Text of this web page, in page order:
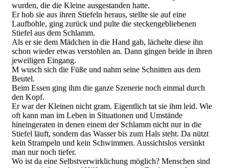
wurden, die die Kleine ausgestanden hatte.
Er hob sie aus ihren Stiefeln heraus, stellte sie auf eine
Laufbohle, ging zurück und pulte die steckengebliebenen
Stiefel aus dem Schlamm.
Als er sie dem Mädchen in die Hand gab, lächelte diese ihn
schon wieder etwas verstohlen an. Dann gingen beide in ihren
jeweiligen Eingang.
M wusch sich die Füße und nahm seine Schnitten aus dem
Beutel.
Beim Essen ging ihm die ganze Szenerie noch einmal durch
den Kopf.
Er war der Kleinen nicht gram. Eigentlich tat sie ihm leid. Wie
oft kann man im Leben in Situationen und Umstände
hineingeraten in denen einem der Schlamm nicht nur in die
Stiefel läuft, sondern das Wasser bis zum Hals steht. Da nützt
kein Strampeln und kein Schwimmen. Aussichtslos versinkt
man nur noch tiefer.
Wo ist da eine Selbstverwirklichung möglich? Menschen sind